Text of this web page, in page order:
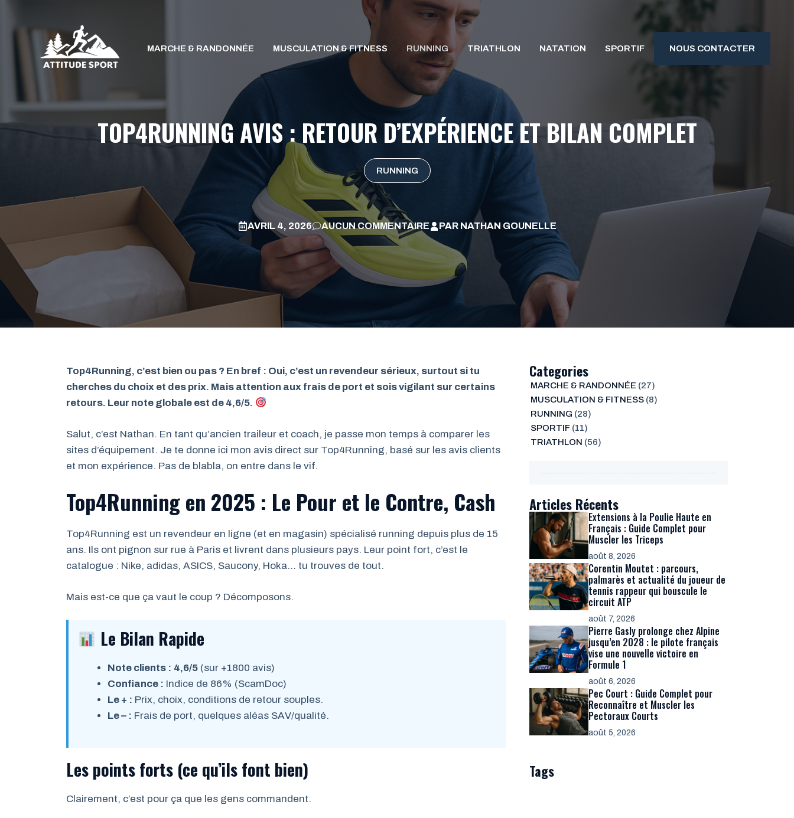
MARCHE & RANDONNÉE MUSCULATION & FITNESS RUNNING TRIATHLON NATATION SPORTIF NOUS CONTACTER
TOP4RUNNING AVIS : RETOUR D’EXPÉRIENCE ET BILAN COMPLET
RUNNING
AVRIL 4, 2026 AUCUN COMMENTAIRE PAR NATHAN GOUNELLE
Top4Running, c’est bien ou pas ? En bref : Oui, c’est un revendeur sérieux, surtout si tu
cherches du choix et des prix. Mais attention aux frais de port et sois vigilant sur certains
retours. Leur note globale est de 4,6/5.
Salut, c’est Nathan. En tant qu’ancien traileur et coach, je passe mon temps à comparer les
sites d’équipement. Je te donne ici mon avis direct sur Top4Running, basé sur les avis clients
et mon expérience. Pas de blabla, on entre dans le vif.
Top4Running en 2025 : Le Pour et le Contre, Cash
Top4Running est un revendeur en ligne (et en magasin) spécialisé running depuis plus de 15
ans. Ils ont pignon sur rue à Paris et livrent dans plusieurs pays. Leur point fort, c’est le
catalogue : Nike, adidas, ASICS, Saucony, Hoka… tu trouves de tout.
Mais est-ce que ça vaut le coup ? Décomposons.
Le Bilan Rapide
Note clients : 4,6/5 (sur +1800 avis)
Confiance : Indice de 86% (ScamDoc)
Le + : Prix, choix, conditions de retour souples.
Le – : Frais de port, quelques aléas SAV/qualité.
Les points forts (ce qu’ils font bien)
Clairement, c’est pour ça que les gens commandent.
Categories
MARCHE & RANDONNÉE (27)
MUSCULATION & FITNESS(8)
RUNNING (28)
SPORTIF(11)
TRIATHLON (56)
Articles Récents
Extensions à la Poulie Haute en
Français : Guide Complet pour
Muscler les Triceps
août 8, 2026
Corentin Moutet : parcours,
palmarès et actualité du joueur de
tennis rappeur qui bouscule le
circuit ATP
août 7, 2026
Pierre Gasly prolonge chez Alpine
jusqu’en 2028 : le pilote français
vise une nouvelle victoire en
Formule 1
août 6, 2026
Pec Court : Guide Complet pour
Reconnaître et Muscler les
Pectoraux Courts
août 5, 2026
Tags